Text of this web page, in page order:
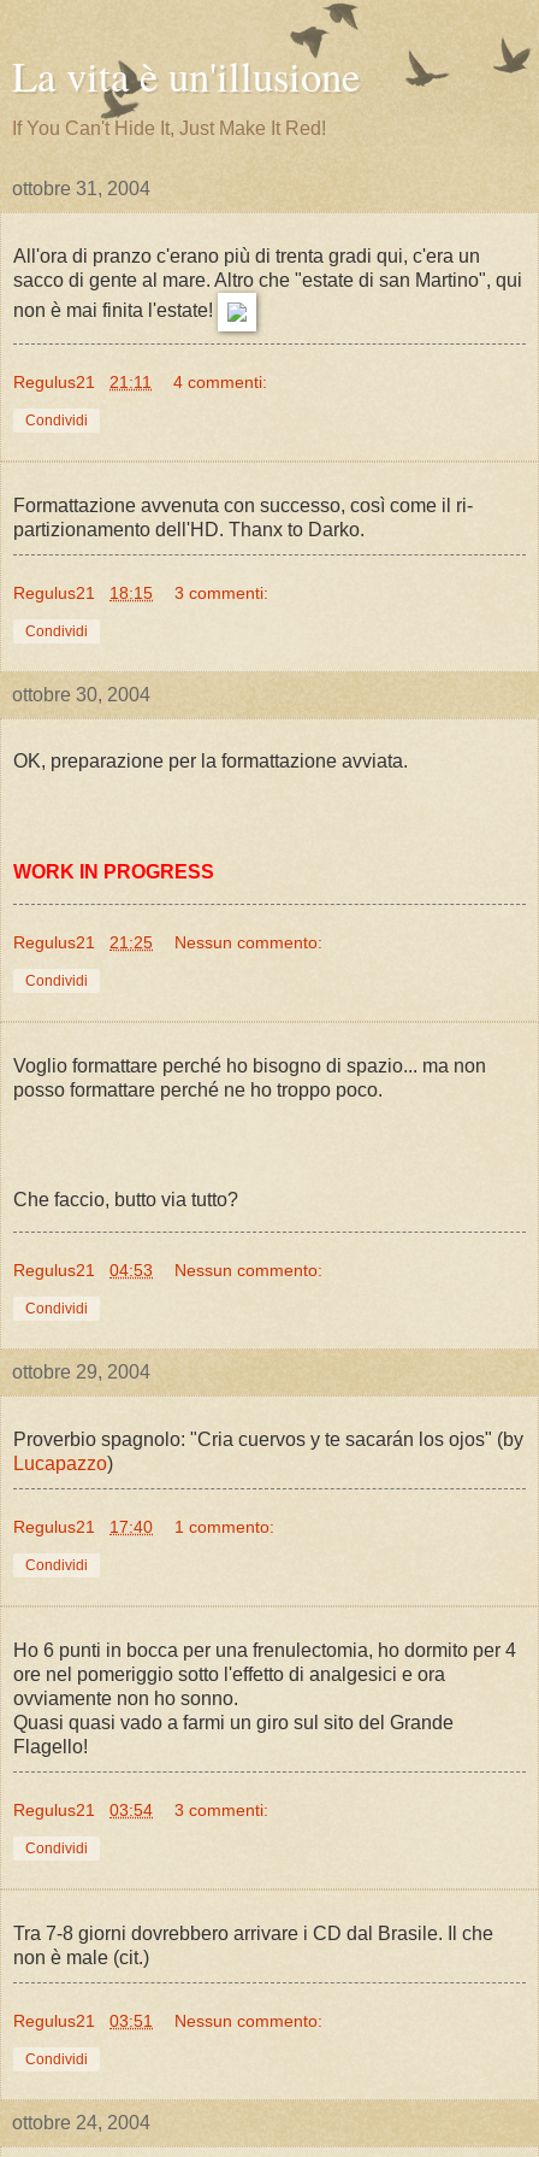
La vita è un'illusione
If You Can't Hide It, Just Make It Red!
ottobre 31, 2004
All'ora di pranzo c'erano più di trenta gradi qui, c'era un
sacco di gente al mare. Altro che "estate di san Martino", qui
non è mai finita l'estate!
Regulus21 21:11 4 commenti:
Condividi
Formattazione avvenuta con successo, così come il ri-
partizionamento dell'HD. Thanx to Darko.
Regulus21 18:15 3 commenti:
Condividi
ottobre 30, 2004
OK, preparazione per la formattazione avviata.
WORK IN PROGRESS
Regulus21 21:25 Nessun commento:
Condividi
Voglio formattare perché ho bisogno di spazio... ma non
posso formattare perché ne ho troppo poco.
Che faccio, butto via tutto?
Regulus21 04:53 Nessun commento:
Condividi
ottobre 29, 2004
Proverbio spagnolo: "Cria cuervos y te sacarán los ojos" (by
Lucapazzo)
Regulus21 17:40 1 commento:
Condividi
Ho 6 punti in bocca per una frenulectomia, ho dormito per 4
ore nel pomeriggio sotto l'effetto di analgesici e ora
ovviamente non ho sonno.
Quasi quasi vado a farmi un giro sul sito del Grande
Flagello!
Regulus21 03:54 3 commenti:
Condividi
Tra 7-8 giorni dovrebbero arrivare i CD dal Brasile. Il che
non è male (cit.)
Regulus21 03:51 Nessun commento:
Condividi
ottobre 24, 2004